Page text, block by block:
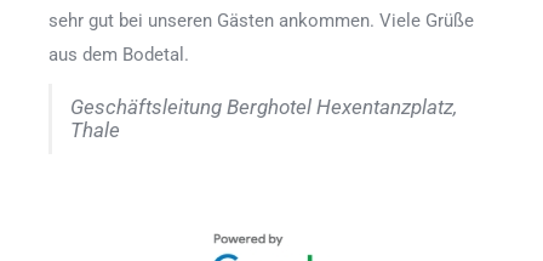
sehr gut bei unseren Gästen ankommen. Viele Grüße
aus dem Bodetal.
Geschäftsleitung Berghotel Hexentanzplatz,
Thale